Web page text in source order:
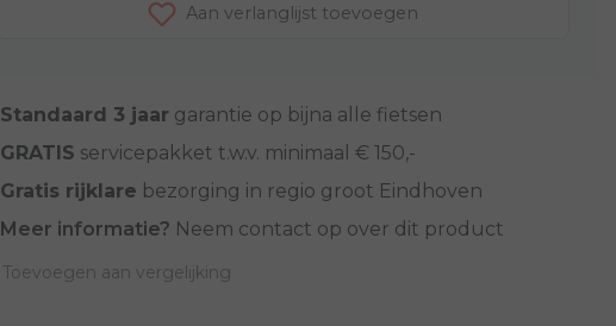
Aan verlanglijst toevoegen
Standaard 3 jaar garantie op bijna alle fietsen
GRATIS servicepakket t.w.v. minimaal € 150,-
Gratis rijklare bezorging in regio groot Eindhoven
Meer informatie? Neem contact op over dit product
Toevoegen aan vergelijking